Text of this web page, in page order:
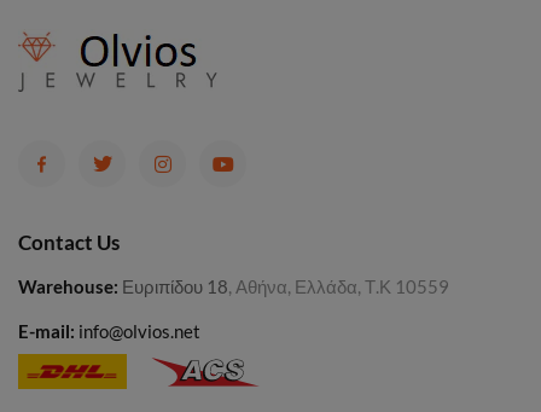
Contact Us
Warehouse: Ευριπίδου 18, Αθήνα, Ελλάδα, Τ.Κ 10559
E-mail: info@olvios.net